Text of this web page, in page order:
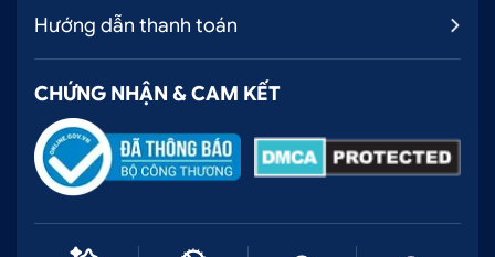
Nhận ship COD toàn quốc nhanh chóng
2.2. Cách thức mua nẹp bước chân trong
Peugeot 2008 inox tại Hoàng Kim
Ô tô Hoàng Kim chuyên cung cấp phụ kiện ô tô đa
khách hàng. Để tham khảo và tư vấn mua sản phẩm
Hướng dẫn thanh toán
CHỨNG NHẬN & CAM KẾT